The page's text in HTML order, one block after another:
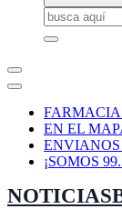
Buscar:
EN EL
¡SOMOS